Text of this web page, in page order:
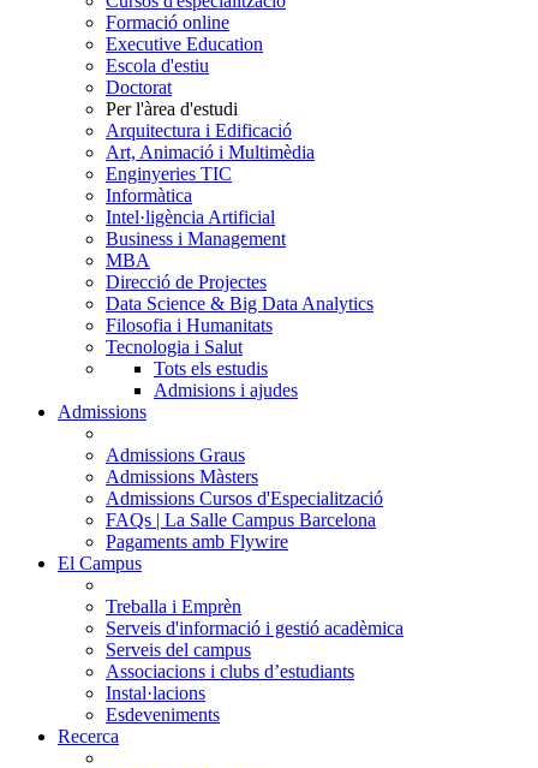
Formació online
Executive Education
Escola d'estiu
Doctorat
Per l'àrea d'estudi
Arquitectura i Edificació
Art, Animació i Multimèdia
Enginyeries TIC
Informàtica
Intel·ligència Artificial
Business i Management
MBA
Direcció de Projectes
Data Science & Big Data Analytics
Filosofia i Humanitats
Tecnologia i Salut
Tots els estudis
Admisions i ajudes
Admissions
Admissions Graus
Admissions Màsters
Admissions Cursos d'Especialització
FAQs | La Salle Campus Barcelona
Pagaments amb Flywire
El Campus
Treballa i Emprèn
Serveis d'informació i gestió acadèmica
Serveis del campus
Associacions i clubs d’estudiants
Instal·lacions
Esdeveniments
Recerca